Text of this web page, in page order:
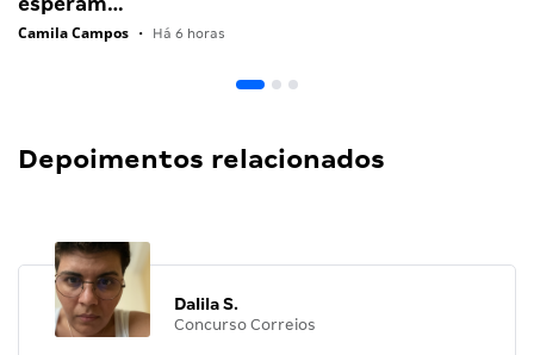
Camila Campos • Há 6 horas
Depoimentos relacionados
Dalila S.
Concurso Correios